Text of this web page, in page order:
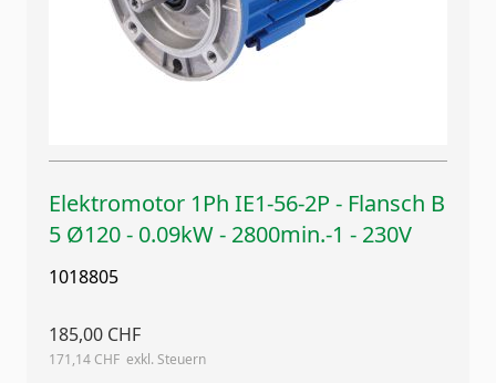
Elektromotor 1Ph IE1-56-2P - Flansch B
5 Ø120 - 0.09kW - 2800min.-1 - 230V
1018805
185,00 CHF
171,14 CHF